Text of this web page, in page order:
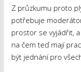
Z průzkumu proto
potřebuje
prostor se vyjádřit,
na čem teď mají
být jednání pro